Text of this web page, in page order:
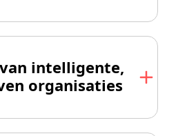
intelligente,
organisaties